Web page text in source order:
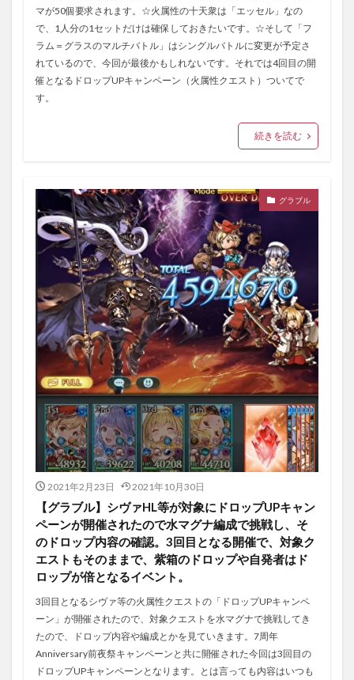
マが50個要求されます。☆火属性の十天衆は「エッセル」なの
で、1人分の1セットだけは確保しておきたいです。☆そして「フ
ラム＝グラスのマルチバトル」はシングルバトルに変更が予定さ
れているので、今回が最後かもしれないです。それでは4回目の開
催となるドロップUPキャンペーン（火属性クエスト）ついてで
す。
続きを読む
グラブル
2021年2月23日 2021年10月30日
【グラブル】シヴァHL等が対象にドロップUPキャン
ペーンが開催されたので水マグナ編成で挑戦し、そ
のドロップ内容の確認。3回目となる開催で、対象ク
エストもそのままで、紫箱のドロップや自発者はド
ロップが倍となるイベント。
3回目となるシヴァ等の火属性クエストの「ドロップUPキャンペ
ーン」が開催されたので、対象クエストを水マグナで挑戦してき
たので、ドロップ内容や編成とかを見ていきます。7周年
Anniversary前夜祭キャンペーンと共に開催された今回は3回目の
ドロップUPキャンペーンとなります。とは言っても内容はいつも